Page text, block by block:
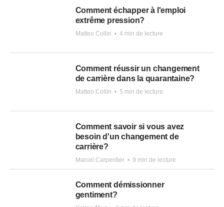
Comment échapper à l'emploi
extrême pression?
Matteo Collin • 4 min de lecture
Comment réussir un changement
de carrière dans la quarantaine?
Matteo Collin • 5 min de lecture
Comment savoir si vous avez
besoin d'un changement de
carrière?
Marcel Carpentier • 9 min de lecture
Comment démissionner
gentiment?